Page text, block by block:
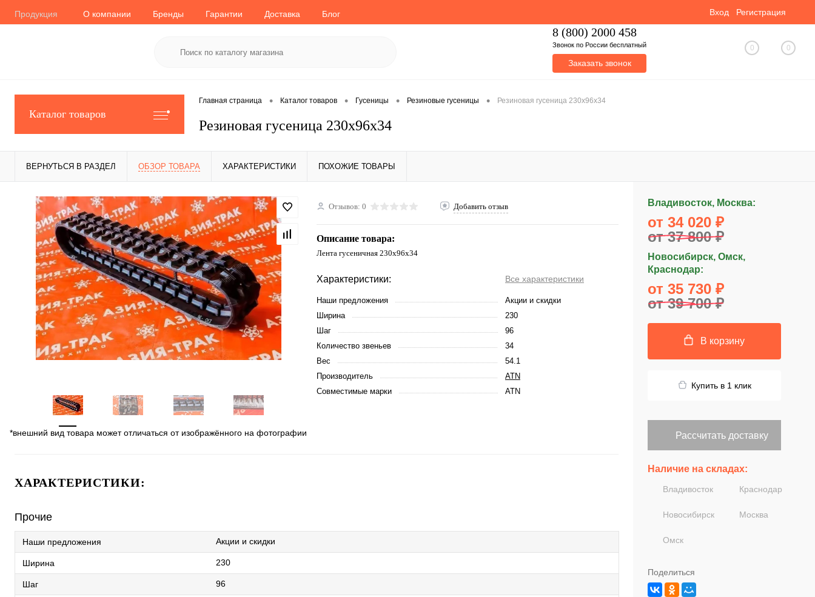
Продукция О компании Бренды Гарантии Доставка Блог Вход Регистрация
8 (800) 2000 458
Звонок по России бесплатный
Заказать звонок
0 0
Каталог товаров
Главная страница • Каталог товаров • Гусеницы • Резиновые гусеницы • Резиновая гусеница 230x96x34
Резиновая гусеница 230x96x34
ВЕРНУТЬСЯ В РАЗДЕЛ ОБЗОР ТОВАРА ХАРАКТЕРИСТИКИ ПОХОЖИЕ ТОВАРЫ
*внешний вид товара может отличаться от изображённого на фотографии
Отзывов: 0 Добавить отзыв
Описание товара:
Лента гусеничная 230x96x34
Характеристики: Все характеристики
Наши предложения
Акции и скидки
Ширина
230
Шаг
96
Количество звеньев
34
Вес
54.1
Производитель
ATN
Совместимые марки
ATN
ХАРАКТЕРИСТИКИ:
Прочие
Наши предложения Акции и скидки
Ширина 230
Шаг 96
Владивосток, Москва:
от 34 020 ₽
от 37 800 ₽
Новосибирск, Омск,
Краснодар:
от 35 730 ₽
от 39 700 ₽
В корзину
Купить в 1 клик
Рассчитать доставку
Наличие на складах:
Владивосток Краснодар
Новосибирск Москва
Омск
Поделиться